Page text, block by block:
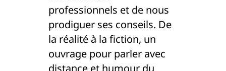
professionnels et de nous
prodiguer ses conseils. De
la réalité à la fiction, un
ouvrage pour parler avec